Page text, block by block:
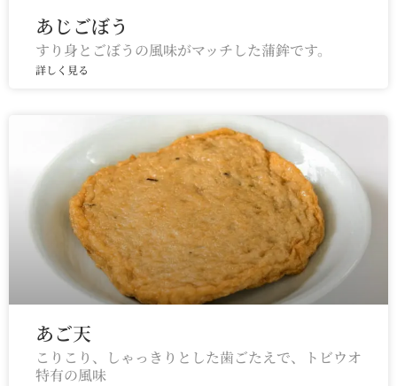
あじごぼう
すり身とごぼうの風味がマッチした蒲鉾です。
詳しく見る
あご天
こりこり、しゃっきりとした歯ごたえで、トビウオ
特有の風味